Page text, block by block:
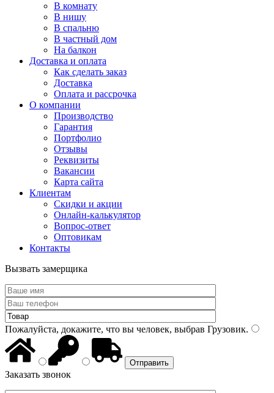
В комнату
В нишу
В спальню
В частный дом
На балкон
Доставка и оплата
Как сделать заказ
Доставка
Оплата и рассрочка
О компании
Производство
Гарантия
Портфолио
Отзывы
Реквизиты
Вакансии
Карта сайта
Клиентам
Скидки и акции
Онлайн-калькулятор
Вопрос-ответ
Оптовикам
Контакты
Вызвать замерщика
Пожалуйста, докажите, что вы человек, выбрав Грузовик.
Заказать звонок